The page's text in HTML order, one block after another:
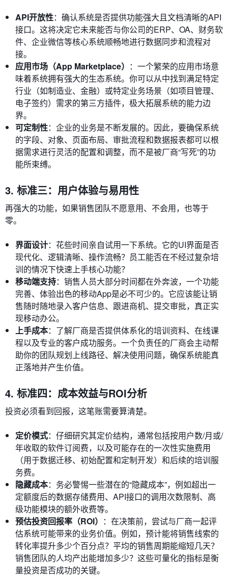
API开放性：确认系统是否提供功能强大且文档清晰的API
接口。这将决定它未来能否与你公司的ERP、OA、财务软
件、企业微信等核心系统顺畅地进行数据同步和流程对
接。
应用市场（App Marketplace） ：一个繁荣的应用市场意
味着系统拥有强大的生态系统。你可以从中找到满足特定
行业（如制造业、金融）或特定业务场景（如项目管理、
电子签约）需求的第三方插件，极大拓展系统的能力边
界。
可定制性：企业的业务是不断发展的。因此，要确保系统
的字段、对象、页面布局、审批流程和数据报表都可以根
据需求进行灵活的配置和调整，而不是被厂商“写死”的功
能所束缚。
3. 标准三：用户体验与易用性
再强大的功能，如果销售团队不愿意用、不会用，也等于
零。
界面设计：花些时间亲自试用一下系统。它的UI界面是否
现代化、逻辑清晰、操作流畅？员工能否在不经过复杂培
训的情况下快速上手核心功能？
移动端支持：销售人员大部分时间都在外奔波，一个功能
完善、体验出色的移动App是必不可少的。它应该能让销
售随时随地录入客户信息、跟进商机、提交审批，真正实
现移动办公。
上手成本：了解厂商是否提供体系化的培训资料、在线课
程以及专业的客户成功服务。一个负责任的厂商会主动帮
助你的团队规划上线路径、解决使用问题，确保系统能真
正落地并产生价值。
4. 标准四：成本效益与ROI分析
投资必须看到回报，这笔账需要算清楚。
定价模式：仔细研究其定价结构，通常包括按用户数/月或/
年收取的软件订阅费，以及可能存在的一次性实施费用
（用于数据迁移、初始配置和定制开发）和后续的培训服
务费。
隐藏成本：务必警惕一些潜在的“隐藏成本”，例如超出一
定额度后的数据存储费用、API接口的调用次数限制、高
级功能模块的额外收费等。
预估投资回报率（ROI） ：在决策前，尝试与厂商一起评
估系统可能带来的业务价值。例如，预计能将销售线索的
转化率提升多少个百分点？平均的销售周期能缩短几天？
销售团队的人均产出能增加多少？这些可量化的指标是衡
量投资是否成功的关键。